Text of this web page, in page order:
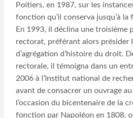
Poitiers, en 1987, sur les
fonction qu’il conserva jusqu’à la
En 1993, il déclina une troisième
rectorat, préférant alors présider
d’agrégation d’histoire du droit.
rectorale, il témoigna dans un
2006 à l’Institut national de
avant de consacrer un ouvrage au
l’occasion du bicentenaire de la
fonction par Napoléon en 1808,